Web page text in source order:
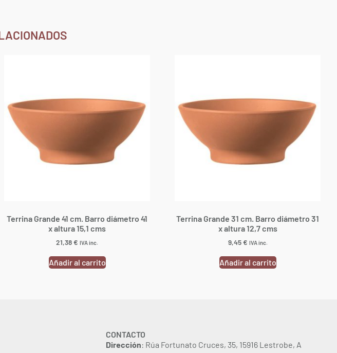
Terrina Grande 41 cm. Barro diámetro 41
x altura 15,1 cms
21,38€ IVA inc.
Añadir al carrito
Terrina Grande 31 cm. Barro diámetro 31
x altura 12,7 cms
9,45€ IVA inc.
Añadir al carrito
CONTACTO
Dirección: Rúa Fortunato Cruces, 35, 15916 Lestrobe, A